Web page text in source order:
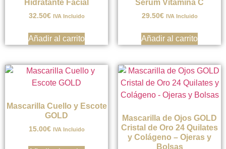
Hidratante Facial
32.50€ IVA Incluido
Añadir al carrito
Sérum Vitamina C
29.50€ IVA Incluido
Añadir al carrito
Mascarilla Cuello y Escote
GOLD
15.00€ IVA Incluido
Mascarilla de Ojos GOLD
Cristal de Oro 24 Quilates
y Colágeno – Ojeras y
Bolsas